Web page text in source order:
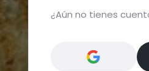
¿Aún no tienes